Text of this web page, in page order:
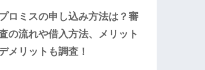
ロミスの申し込み方法は？審
の流れや借入方法、メリット
メリットも調査！